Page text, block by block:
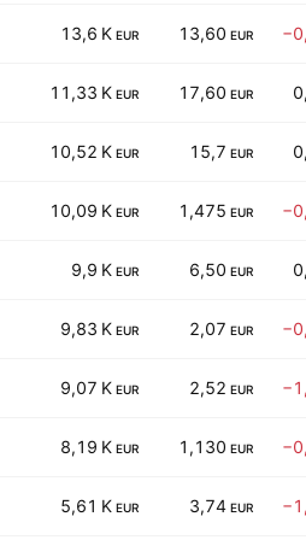
13,6 K EUR 13,60 EUR
11,33 K EUR 17,60 EUR
10,52 K EUR 15,7 EUR
10,09 K EUR 1,475 EUR
9,9 K EUR 6,50 EUR
9,83 K EUR 2,07 EUR
9,07 K EUR 2,52 EUR
8,19 K EUR 1,130 EUR
5,61 K EUR 3,74 EUR